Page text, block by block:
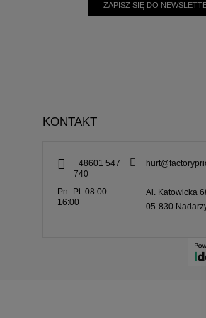
ZAPISZ SIĘ DO
KONTAKT
+48601 547
740
Pn.-Pt. 08:00-
16:00
Al. Katowicka
05-830